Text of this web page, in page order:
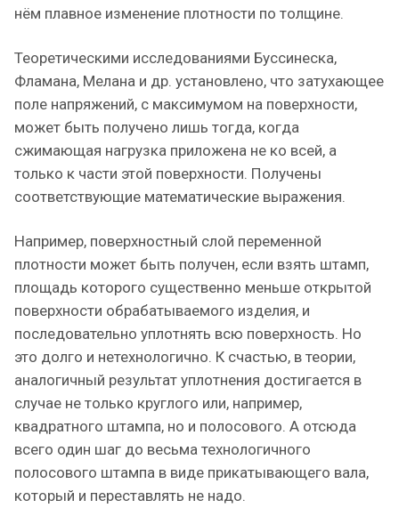
нём плавное изменение плотности по толщине.
Теоретическими исследованиями Буссинеска,
Фламана, Мелана и др. установлено, что затухающее
поле напряжений, с максимумом на поверхности,
может быть получено лишь тогда, когда
сжимающая нагрузка приложена не ко всей, а
только к части этой поверхности. Получены
соответствующие математические выражения.
Например, поверхностный слой переменной
плотности может быть получен, если взять штамп,
площадь которого существенно меньше открытой
поверхности обрабатываемого изделия, и
последовательно уплотнять всю поверхность. Но
это долго и нетехнологично. К счастью, в теории,
аналогичный результат уплотнения достигается в
случае не только круглого или, например,
квадратного штампа, но и полосового. А отсюда
всего один шаг до весьма технологичного
полосового штампа в виде прикатывающего вала,
который и переставлять не надо.